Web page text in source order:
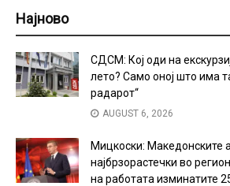
Најново
СДСМ: Кој оди на
лето? Само оној што има
радарот“
AUGUST 6, 2026
Мицкоски: Македонските
најбрзорастечки во
на работата изминатите